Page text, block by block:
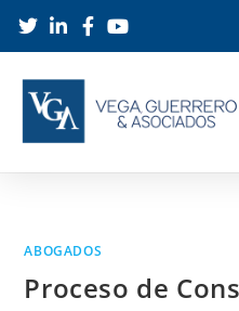
ABOGADOS
Proceso de